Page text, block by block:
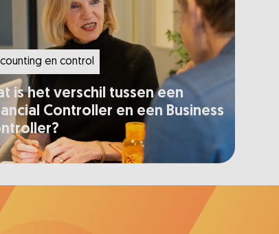
en control
is het verschil tussen een
Controller en een Business